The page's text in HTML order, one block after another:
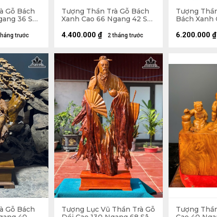
Gỗ Bách
36 Sâu
trước
Tượng Thần Trà Gỗ Bách
Xanh Cao 66 Ngang 42 Sâu
2 tháng trước
4.400.000 ₫
Tượng
Bách Xanh
Cao 10 (cm)
6.200.000 ₫
Gỗ Bách
Tượng Lục Vũ Thần Trà Gỗ
Tượng